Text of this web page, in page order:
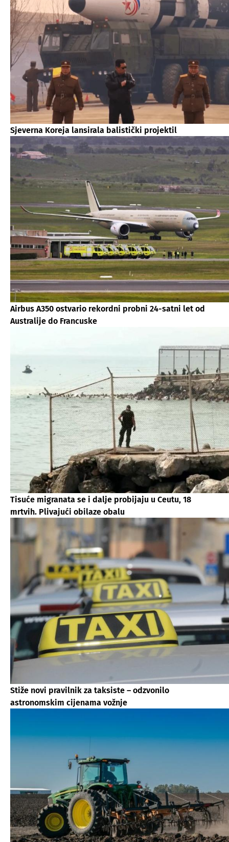
Sjeverna Koreja lansirala balistički projektil
Airbus A350 ostvario rekordni probni 24-satni let od
Australije do Francuske
Tisuće migranata se i dalje probijaju u Ceutu, 18
mrtvih. Plivajući obilaze obalu
Stiže novi pravilnik za taksiste – odzvonilo
astronomskim cijenama vožnje